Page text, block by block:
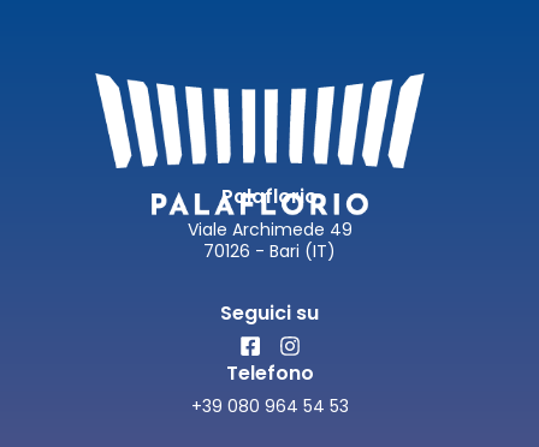
Palaflorio
Viale Archimede 49
70126 - Bari (IT)
Seguici su
Telefono
+39 080 964 54 53